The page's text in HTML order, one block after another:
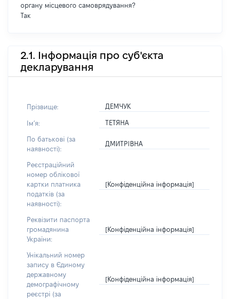
органу місцевого самоврядування?
Так
2.1. Інформація про суб'єкта
декларування
Прізвище: ДЕМЧУК
Імʼя: ТЕТЯНА
По батькові (за
наявності):
ДМИТРІВНА
Реєстраційний
номер облікової
картки платника
податків (за
наявності):
[Конфіденційна інформація]
Реквізити паспорта
громадянина
України:
[Конфіденційна інформація]
Унікальний номер
запису в Єдиному
державному
демографічному
реєстрі (за
[Конфіденційна інформація]